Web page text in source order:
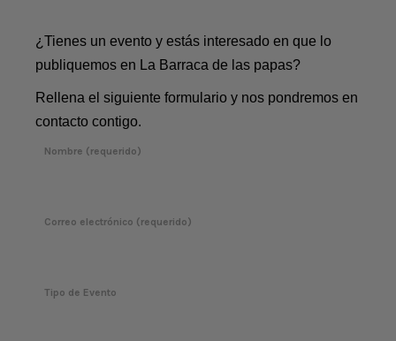
¿Tienes un evento y estás interesado en que lo
publiquemos en La Barraca de las papas?
Rellena el siguiente formulario y nos pondremos en
contacto contigo.
Nombre (requerido)
Correo electrónico (requerido)
Tipo de Evento